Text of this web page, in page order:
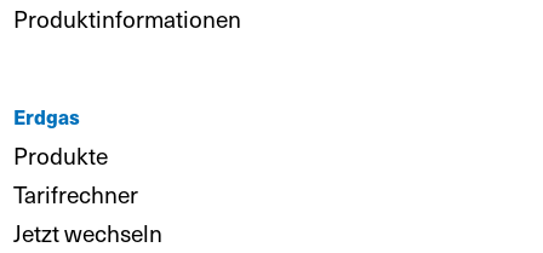
Produktinformationen
Erdgas
Produkte
Tarifrechner
Jetzt wechseln